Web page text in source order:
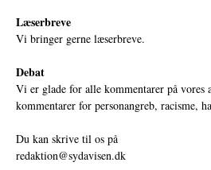
Læserbreve
Vi bringer gerne læserbreve.
Debat
Vi er glade for alle kommentarer på
kommentarer for personangreb, racisme,
Du kan skrive til os på
redaktion@sydavisen.dk